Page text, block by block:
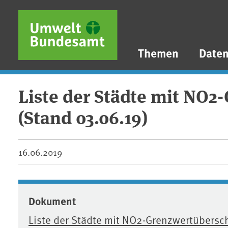
Direkt zum Inhalt
Direkt zum Hauptmenü
Direkt zur Fußzeile
Themen
Liste der Städte mit
(Stand 03.06.19)
16.06.2019
Dokument
Liste der Städte mit NO2-